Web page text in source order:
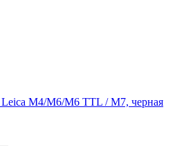
M4/M6/M6 TTL / M7, черная